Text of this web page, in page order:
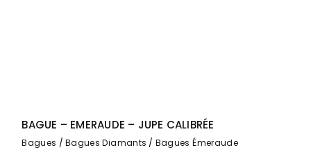
BAGUE – EMERAUDE – JUPE CALIBRÉE
Bagues Bagues Diamants
Bagues Émeraude